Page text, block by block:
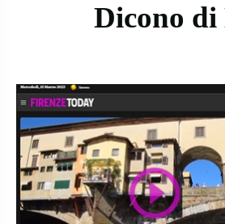
Dicono di